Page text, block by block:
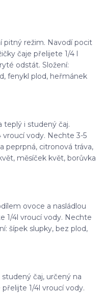
pitný režim. Navodí pocit
čaje přelijete 1/4 l
odstát. Složení:
fenykl plod, heřmánek
teplý i studený čaj.
vroucí vody. Nechte 3-5
peprpná, citronová tráva,
měsíček květ, borůvka
ovoce a nasládlou
1/4l vroucí vody. Nechte
šípek slupky, bez plod,
čaj, určený na
přelijte 1/4l vroucí vody.